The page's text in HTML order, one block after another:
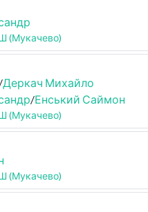
(Мукачево)
/Деркач Михайло
/Енський Саймон
(Мукачево)
(Мукачево)